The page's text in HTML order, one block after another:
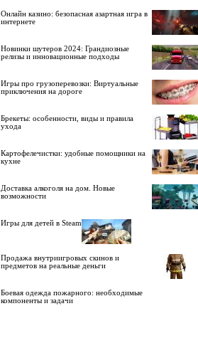
Онлайн казино: безопасная азартная игра в
интернете
Новинки шутеров 2024: Грандиозные
релизы и инновационные подходы
Игры про грузоперевозки: Виртуальные
приключения на дороге
Брекеты: особенности, виды и правила
ухода
Картофелечистки: удобные помощники на
кухне
Доставка алкоголя на дом. Новые
возможности
Игры для детей в Steam
Продажа внутриигровых скинов и
предметов на реальные деньги
Боевая одежда пожарного: необходимые
компоненты и задачи